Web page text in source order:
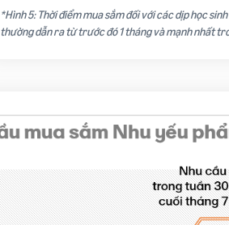
*Hình 5: Thời điểm mua sắm đối với các dịp học
thường dẫn ra từ trước đó 1 tháng và mạnh nhất